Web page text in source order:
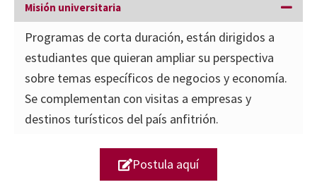
Misión universitaria
Programas de corta duración, están dirigidos a
estudiantes que quieran ampliar su perspectiva
sobre temas específicos de negocios y economía.
Se complementan con visitas a empresas y
destinos turísticos del país anfitrión.
Postula aquí